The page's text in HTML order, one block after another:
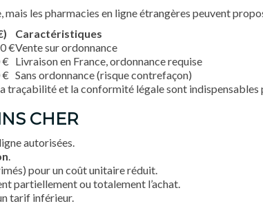
les pharmacies en ligne étrangères peuvent
Caractéristiques
€Vente sur ordonnance
€ Livraison en France, ordonnance requise
€ Sans ordonnance (risque contrefaçon)
traçabilité et la conformité légale sont
CHER
autorisées.
.
pour un coût unitaire réduit.
partiellement ou totalement l’achat.
tarif inférieur.